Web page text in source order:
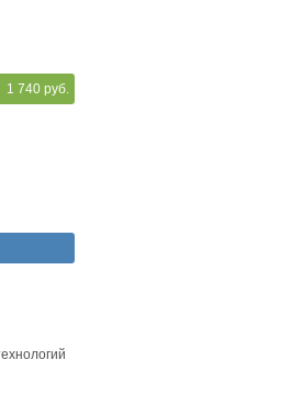
1 740 руб.